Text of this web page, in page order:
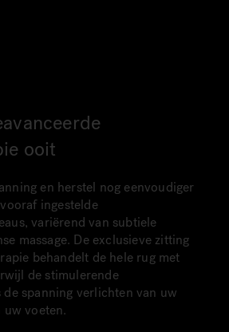
ooit
en herstel nog eenvoudiger
ingestelde
variërend van subtiele
massage. De exclusieve zitting
behandelt de hele rug met
de stimulerende
de spanning verlichten van uw
uw voeten.